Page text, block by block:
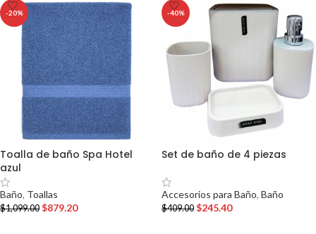
-20%
Toalla de baño Spa Hotel
azul
Baño, Toallas
$1,099.00 $879.20
-40%
Set de baño de 4 piezas
Accesorios para Baño, Baño
$409.00 $245.40